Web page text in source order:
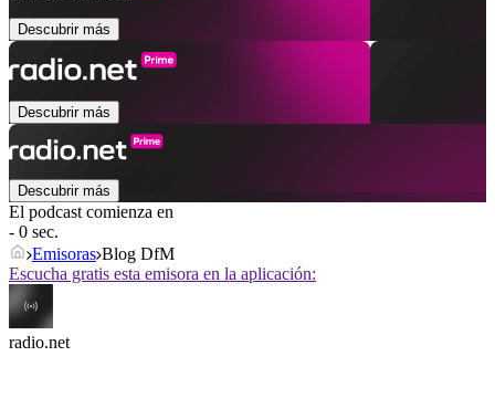
Descubrir más
Descubrir más
Descubrir más
El podcast comienza en
- 0 sec.
Emisoras Blog DfM
Escucha gratis esta emisora en la aplicación:
radio.net